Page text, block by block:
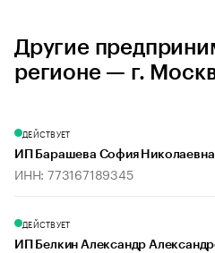
Другие
регионе — г.
ДЕЙСТВУЕТ
ИП Барашева София Николаевна
ИНН: 773167189345
ДЕЙСТВУЕТ
ИП Белкин Александр